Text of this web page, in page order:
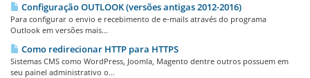
Configuração OUTLOOK (versões antigas 2012-2016)
Para configurar o envio e recebimento de e-mails através do programa
Outlook em versões mais...
Como redirecionar HTTP para HTTPS
Sistemas CMS como WordPress, Joomla, Magento dentre outros possuem em
seu painel administrativo o...